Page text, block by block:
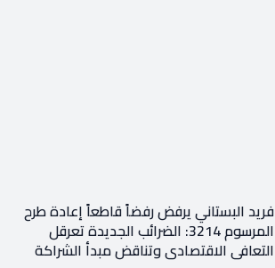
فريد البستاني يرفض رفضاً قاطعاً إعادة طرح
المرسوم 3214: الضرائب الجديدة تعرقل
التعافي الاقتصادي وتناقض مبدأ الشراكة